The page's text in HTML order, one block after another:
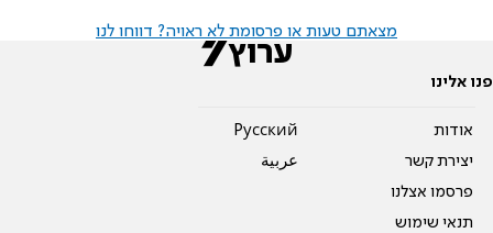
מצאתם טעות או פרסומת לא ראויה? דווחו לנו
פנו אלינו
אודות
יצירת קשר
פרסמו אצלנו
תנאי שימוש
Pусский
عربية